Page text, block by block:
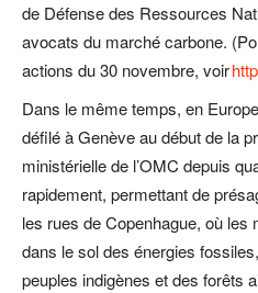
de Défense des Ressources
avocats du marché carbone.
actions du 30 novembre, voir
Dans le même temps, en
défilé à Genève au début de la
ministérielle de l’OMC depuis
rapidement, permettant de
les rues de Copenhague, où les
dans le sol des énergies
peuples indigènes et des forêts